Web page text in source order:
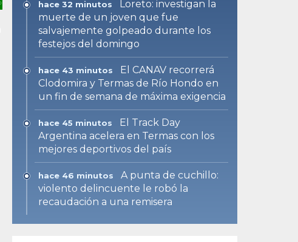
hace 32 minutos
Loreto: investigan la
muerte de un joven que fue
salvajemente golpeado durante los
festejos del domingo
hace 43 minutos
El CANAV recorrerá
Clodomira y Termas de Río Hondo en
un fin de semana de máxima exigencia
hace 45 minutos
El Track Day
Argentina acelera en Termas con los
mejores deportivos del país
hace 46 minutos
A punta de cuchillo:
violento delincuente le robó la
recaudación a una remisera